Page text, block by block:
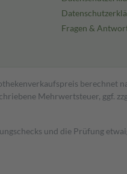
Fragen &
berechnet
Mehrwertsteuer, ggf.
und die Prüfung